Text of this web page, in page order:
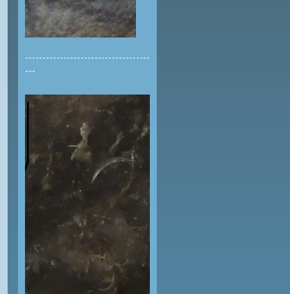
------------------------------------
---